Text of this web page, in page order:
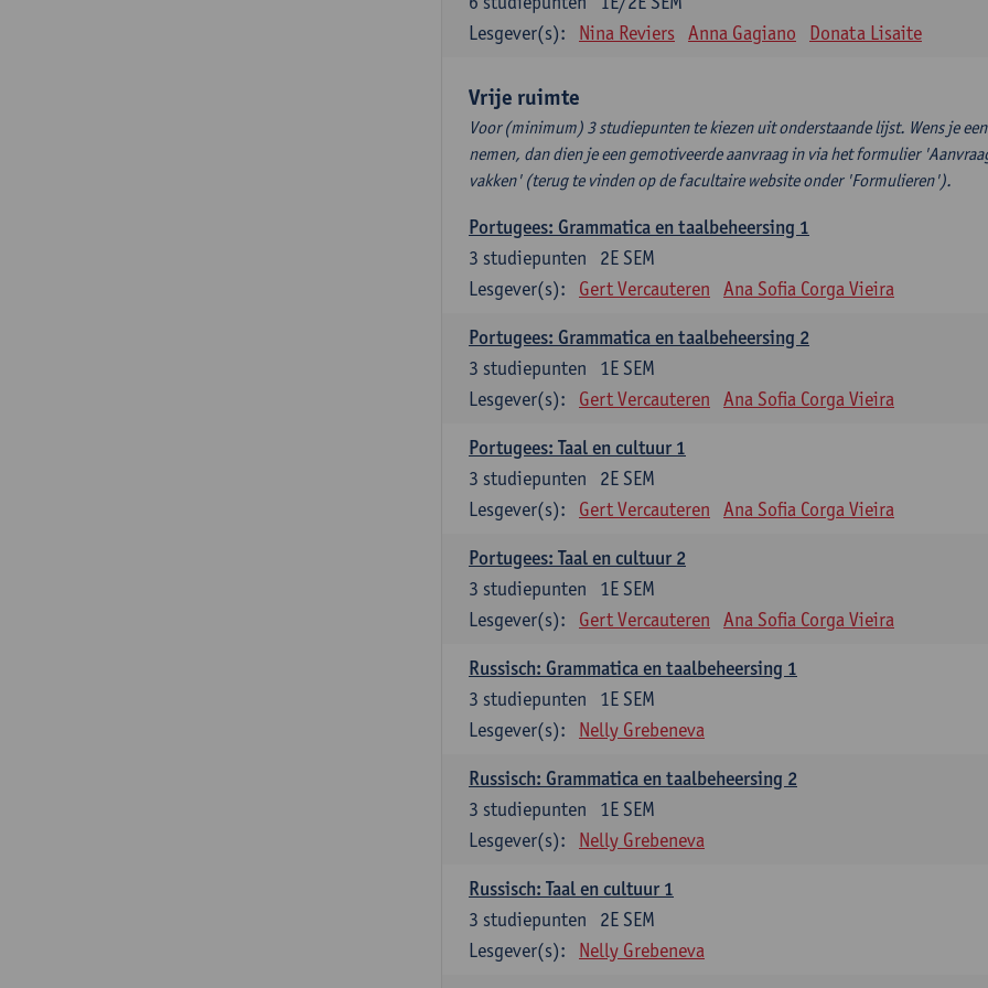
Lesgever(s):
Nina Reviers Anna Gagiano Donata Lisaite
Vrije ruimte
Voor (minimum) 3 studiepunten te kiezen uit onderstaande lijst. Wens je
nemen, dan dien je een gemotiveerde aanvraag in via het formulier
vakken' (terug te vinden op de facultaire website onder 'Formulieren').
Portugees: Grammatica en taalbeheersing 1
2E SEM
3 studiepunten
Lesgever(s):
Gert Vercauteren Ana Sofia Corga Vieira
Portugees: Grammatica en taalbeheersing 2
1E SEM
3 studiepunten
Lesgever(s):
Gert Vercauteren Ana Sofia Corga Vieira
Portugees: Taal en cultuur 1
2E SEM
3 studiepunten
Lesgever(s):
Gert Vercauteren Ana Sofia Corga Vieira
Portugees: Taal en cultuur 2
1E SEM
3 studiepunten
Lesgever(s):
Gert Vercauteren Ana Sofia Corga Vieira
Russisch: Grammatica en taalbeheersing 1
1E SEM
3 studiepunten
Lesgever(s):
Nelly Grebeneva
Russisch: Grammatica en taalbeheersing 2
1E SEM
3 studiepunten
Lesgever(s):
Nelly Grebeneva
Russisch: Taal en cultuur 1
2E SEM
3 studiepunten
Lesgever(s):
Nelly Grebeneva